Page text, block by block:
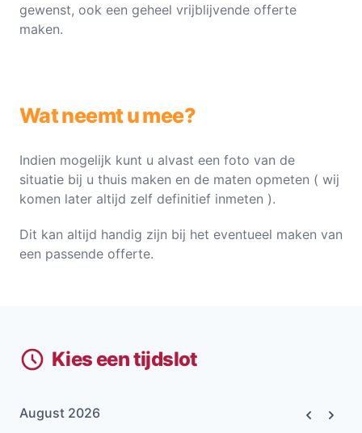
gewenst, ook een geheel vrijblijvende offerte
maken.
Wat neemt u mee?
Indien mogelijk kunt u alvast een foto van de
situatie bij u thuis maken en de maten opmeten ( wij
komen later altijd zelf definitief inmeten ).
Dit kan altijd handig zijn bij het eventueel maken van
een passende offerte.
Kies een tijdslot
August 2026